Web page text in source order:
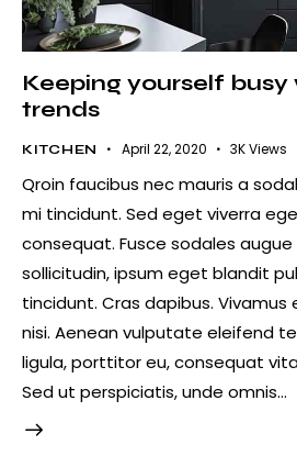
Keeping yourself busy
trends
KITCHEN April 22, 2020 3K Views
Qroin faucibus nec mauris a
mi tincidunt. Sed eget viverra
consequat. Fusce sodales
sollicitudin, ipsum eget blandit
tincidunt. Cras dapibus.
nisi. Aenean vulputate eleifend
ligula, porttitor eu, consequat
Sed ut perspiciatis, unde omnis…